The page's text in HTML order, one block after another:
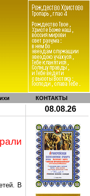
КОНТАКТЫ
08.08.26
В